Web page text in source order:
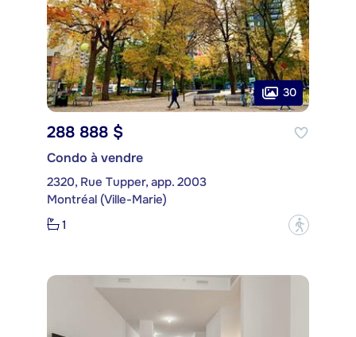
30
288 888 $
Condo à vendre
2320, Rue Tupper, app. 2003
Montréal (Ville-Marie)
1
?